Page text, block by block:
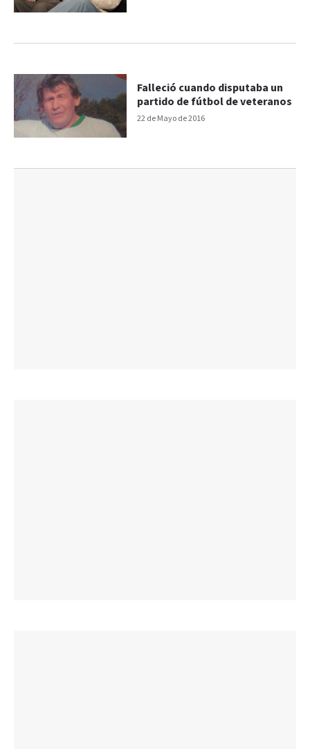
22 de Mayo de 2016
Falleció cuando disputaba un
partido de fútbol de veteranos